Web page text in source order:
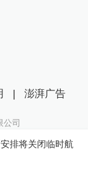
| 澎湃广告
公司
号
号